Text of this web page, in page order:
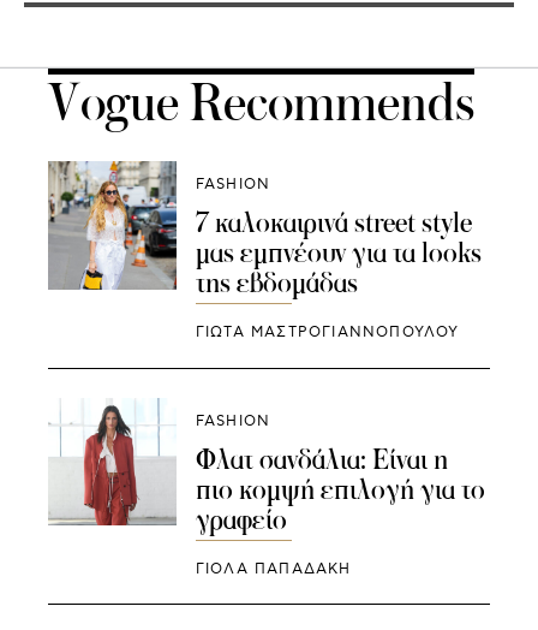
Vogue Recommends
FASHION
7 καλοκαιρινά street style
μας εμπνέουν για τα looks
της εβδομάδας
ΓΙΩΤΑ ΜΑΣΤΡΟΓΙΑΝΝΟΠΟΥΛΟΥ
FASHION
Φλατ σανδάλια: Είναι η
πιο κομψή επιλογή για το
γραφείο
ΓΙΌΛΑ ΠΑΠΑΔΆΚΗ